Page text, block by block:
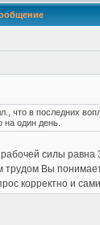
в последних
на один день.
силы
Вы
корректно и